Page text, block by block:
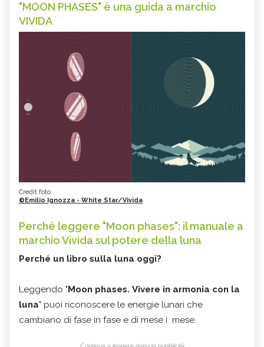
"MOON PHASES" è una guida a marchio
VIVIDA
Credit foto
©Emilio Ignozza - White Star/Vivida
Perché leggere "Moon phases": il manuale a
marchio Vivida sul potere della luna
Perché un libro sulla luna oggi?
Leggendo "Moon phases. Vivere in armonia con la
luna" puoi riconoscere le energie lunari che
cambiano di fase in fase e di mese i mese.